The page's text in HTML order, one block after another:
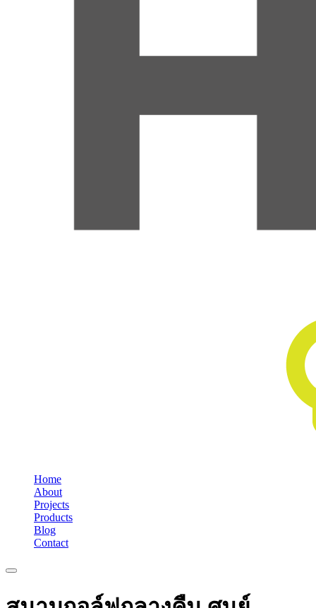
Home
About
Projects
Products
Blog
Contact